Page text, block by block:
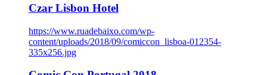
Czar Lisbon Hotel
https://www.ruadebaixo.com/wp-
content/uploads/2018/09/comiccon_lisboa-012354-
335x256.jpg